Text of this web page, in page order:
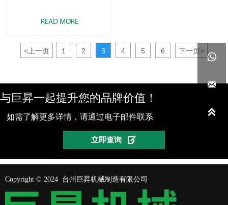
READ MORE
< 上一页 1 2 3 4 5 6 下一页>
与巨昇一起提升您的品牌价值！
如需了解更多详情，请通过电子邮件联系
立即查询 
Copyright © 2024 台州巨昇机械制造有限公司


